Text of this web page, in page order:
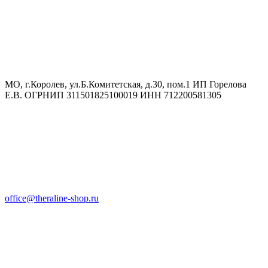
МО, г.Королев, ул.Б.Комитетская, д.30, пом.1 ИП Горелова
Е.В. ОГРНИП 311501825100019 ИНН 712200581305
office@theraline-shop.ru